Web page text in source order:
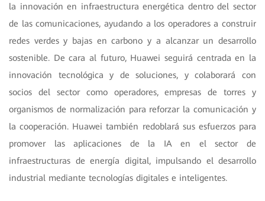
la innovación en infraestructura energética dentro del sector
de las comunicaciones, ayudando a los operadores a construir
redes verdes y bajas en carbono y a alcanzar un desarrollo
sostenible. De cara al futuro, Huawei seguirá centrada en la
innovación tecnológica y de soluciones, y colaborará con
socios del sector como operadores, empresas de torres y
organismos de normalización para reforzar la comunicación y
la cooperación. Huawei también redoblará sus esfuerzos para
promover las aplicaciones de la IA en el sector de
infraestructuras de energía digital, impulsando el desarrollo
industrial mediante tecnologías digitales e inteligentes.